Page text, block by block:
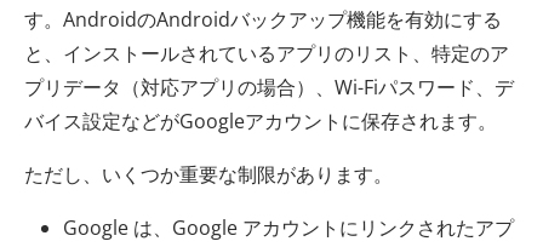
す。AndroidのAndroidバックアップ機能を有効にする
と、インストールされているアプリのリスト、特定のア
プリデータ（対応アプリの場合）、Wi-Fiパスワード、デ
バイス設定などがGoogleアカウントに保存されます。
ただし、いくつか重要な制限があります。
Google は、Google アカウントにリンクされたアプ